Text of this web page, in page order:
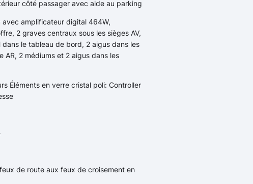
côté passager avec aide au parking
avec amplificateur digital 464W,
2 graves centraux sous les sièges AV,
le tableau de bord, 2 aigus dans les
AR, 2 médiums et 2 aigus dans les
Éléments en verre cristal poli: Controller
de route aux feux de croisement en